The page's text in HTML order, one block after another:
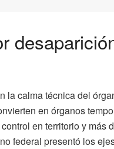
la calma técnica del
en órganos
en territorio y más
federal presentó los